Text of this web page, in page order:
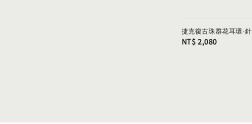
捷克復古珠群花耳環-針
Regular
NT$ 2,080